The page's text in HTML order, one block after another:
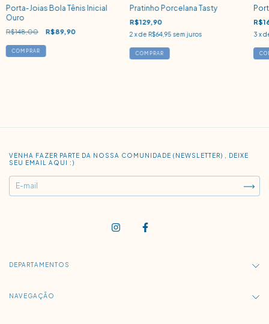
Porta-Joias Bola Tênis Inicial
Ouro
R$148,00 R$89,90
COMPRAR
Pratinho Porcelana Tasty
R$129,90
2 x de R$64,95 sem juros
COMPRAR
3 x
VENHA FAZER PARTE DA NOSSA COMUNIDADE (NEWSLETTER) , DEIXE
SEU EMAIL AQUI :)
DEPARTAMENTOS
NAVEGAÇÃO